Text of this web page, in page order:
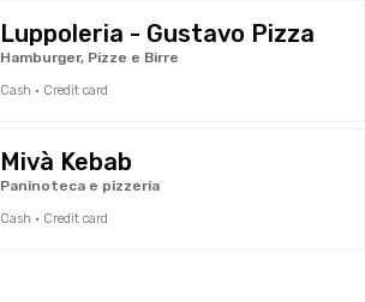
Luppoleria - Gustavo Pizza
Hamburger, Pizze e Birre
Cash · Credit card
Mivà Kebab
Paninoteca e pizzeria
Cash · Credit card